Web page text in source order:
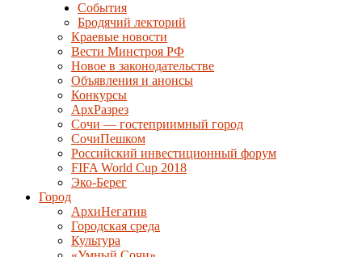
События
Бродячий лекторий
Краевые новости
Вести Минстроя РФ
Новое в законодательстве
Объявления и анонсы
Конкурсы
АрхРазрез
Сочи — гостеприимный город
СочиПешком
Российский инвестиционный форум
FIFA World Cup 2018
Эко-Берег
Город
АрхиНегатив
Городская среда
Культура